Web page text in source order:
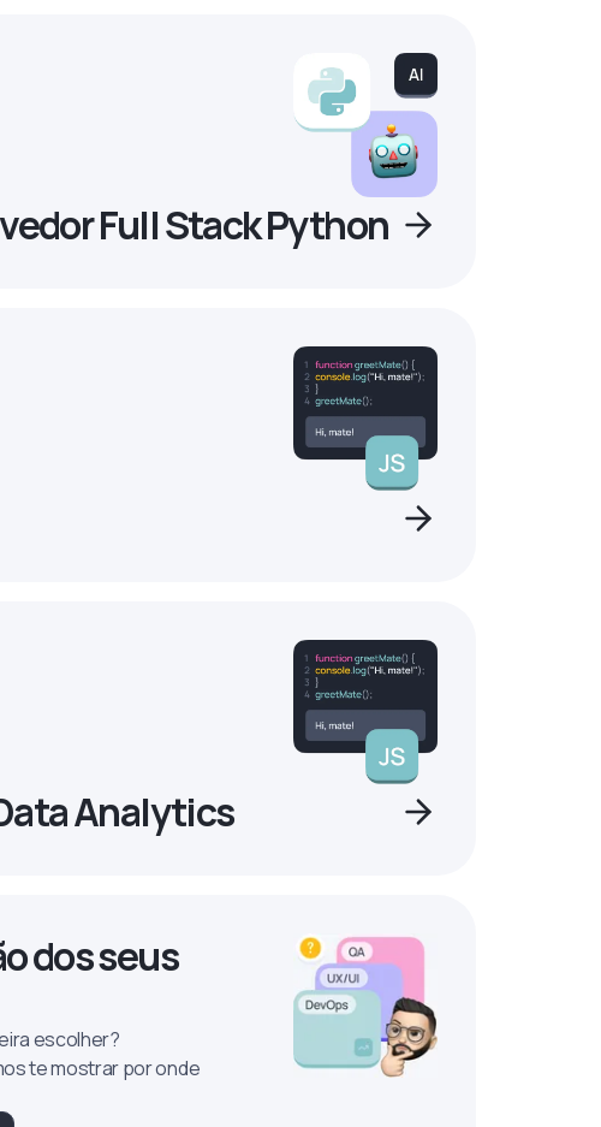
Full Stack Python
Analytics
dos seus
escolher?
te mostrar por onde